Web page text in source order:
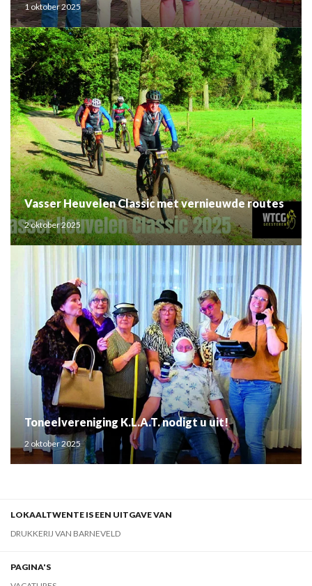
1 oktober 2025
Vasser Heuvelen Classic met vernieuwde routes
2 oktober 2025
Toneelvereniging K.L.A.T. nodigt u uit!
2 oktober 2025
LOKAALTWENTE IS EEN UITGAVE VAN
DRUKKERIJ VAN BARNEVELD
PAGINA'S